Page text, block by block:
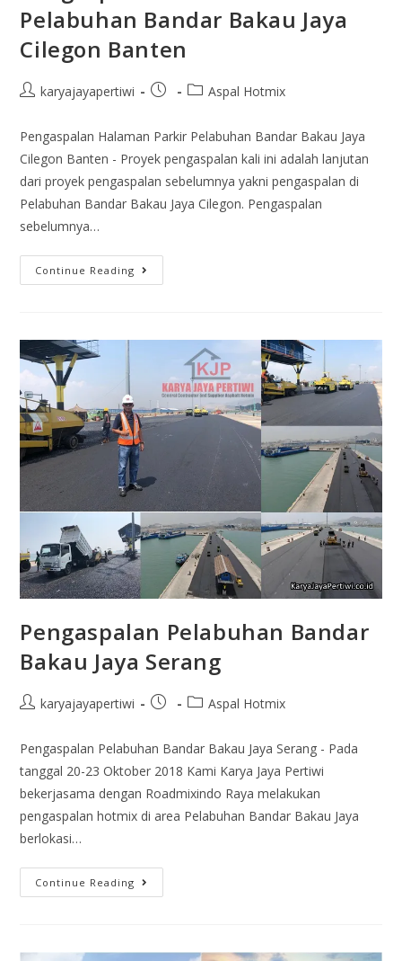
Pelabuhan Bandar Bakau Jaya
Cilegon Banten
karyajayapertiwi Aspal Hotmix
Pengaspalan Halaman Parkir Pelabuhan Bandar Bakau Jaya
Cilegon Banten - Proyek pengaspalan kali ini adalah lanjutan
dari proyek pengaspalan sebelumnya yakni pengaspalan di
Pelabuhan Bandar Bakau Jaya Cilegon. Pengaspalan
sebelumnya…
Continue Reading
Pengaspalan Pelabuhan Bandar
Bakau Jaya Serang
karyajayapertiwi Aspal Hotmix
Pengaspalan Pelabuhan Bandar Bakau Jaya Serang - Pada
tanggal 20-23 Oktober 2018 Kami Karya Jaya Pertiwi
bekerjasama dengan Roadmixindo Raya melakukan
pengaspalan hotmix di area Pelabuhan Bandar Bakau Jaya
berlokasi…
Continue Reading